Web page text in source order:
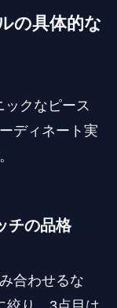
の具体的な
ックなピース
ディネート実
チの品格
合わせるな